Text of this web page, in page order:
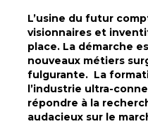
L’usine du futur
visionnaires et
place. La démarche
nouveaux métiers
fulgurante. La
l’industrie ultra-
répondre à la
audacieux sur le